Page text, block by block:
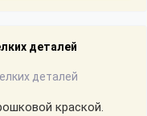
деталей
краской.